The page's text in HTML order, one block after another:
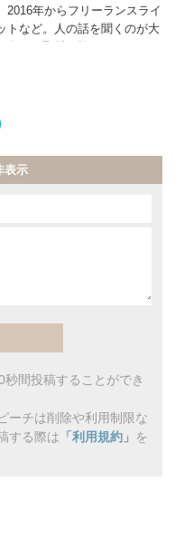
2016年からフリーランスライ
トなど。人の話を聞くのが大
表示
間投稿することができ
ーチは削除や利用制限な
する際は 「利用規約」 を